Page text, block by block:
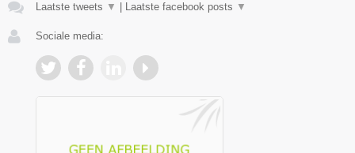
Laatste tweets ▼ Laatste facebook posts ▼
Sociale media: